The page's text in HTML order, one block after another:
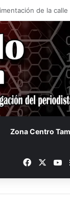
en el campo
Zona Centro
Facebook